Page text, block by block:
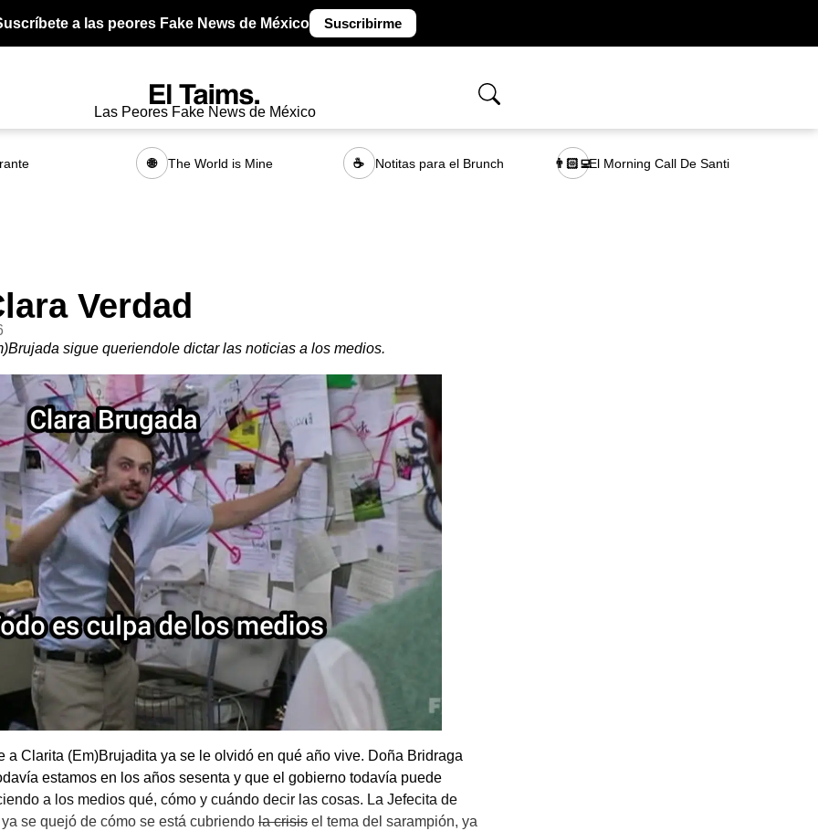
a las peores Fake News de México Suscribirme
Las Peores Fake News de México
🌐 The World is Mine ☕ Notitas para el Brunch 👨🏻‍💻El Morning Call De Santi
Verdad
sigue queriendole dictar las noticias a los medios.
a Clarita (Em)Brujadita ya se le olvidó en qué año vive. Doña Bridraga
estamos en los años sesenta y que el gobierno todavía puede
a los medios qué, cómo y cuándo decir las cosas. La Jefecita de
se quejó de cómo se está cubriendo la crisis el tema del sarampión, ya